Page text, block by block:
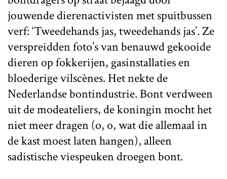
jouwende dierenactivisten met spuitbussen
verf: ‘Tweedehands jas, tweedehands jas’. Ze
verspreidden foto’s van benauwd gekooide
dieren op fokkerijen, gasinstallaties en
bloederige vilscènes. Het nekte de
Nederlandse bontindustrie. Bont verdween
uit de modeateliers, de koningin mocht het
niet meer dragen (o, o, wat die allemaal in
de kast moest laten hangen), alleen
sadistische viespeuken droegen bont.